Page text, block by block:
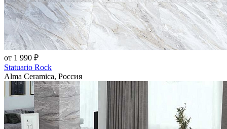
от 1 990 ₽
Statuario Rock
Alma Ceramica, Россия